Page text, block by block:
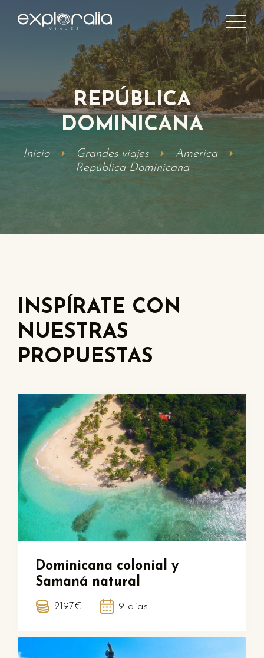
REPÚBLICA
DOMINICANA
Inicio Grandes viajes
América
República Dominicana
INSPÍRATE CON
NUESTRAS
PROPUESTAS
Dominicana colonial y
Samaná natural
2197€ 9 días